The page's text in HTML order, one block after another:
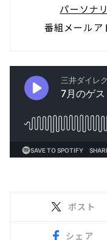
パーソナ
番組メールア
ポスト
シェア